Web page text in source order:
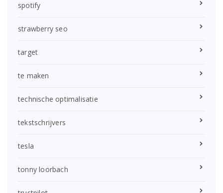
spotify
strawberry seo
target
te maken
technische optimalisatie
tekstschrijvers
tesla
tonny loorbach